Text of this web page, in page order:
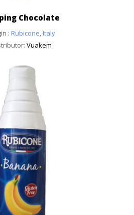
Chocolate
: Rubicone Italy
Vuakem